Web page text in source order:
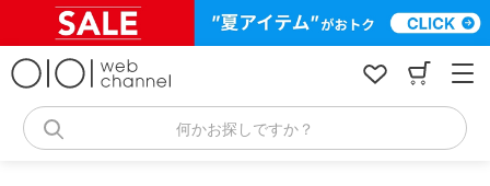
何かお探しですか？